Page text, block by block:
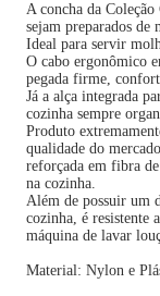
A concha da
sejam preparados de
Ideal para servir
O cabo ergonômico
pegada firme,
Já a alça integrada
cozinha sempre
Produto
qualidade do
reforçada em fibra
na cozinha.
Além de possuir um
cozinha, é resistente
máquina de lavar
Material: Nylon e